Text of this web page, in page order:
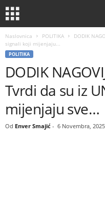
Naslovnica POLITIKA
DODIK
signali koji mijenjaju...
POLITIKA
DODIK
Tvrdi da su iz
mijenjaju sve…
Od Enver Smajić - 6 Novembra, 2025